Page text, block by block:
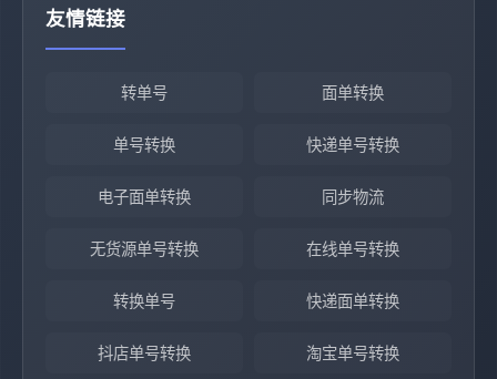
友情链接
转单号 面单转换
单号转换 快递单号转换
电子面单转换 同步物流
无货源单号转换 在线单号转换
转换单号 快递面单转换
抖店单号转换 淘宝单号转换